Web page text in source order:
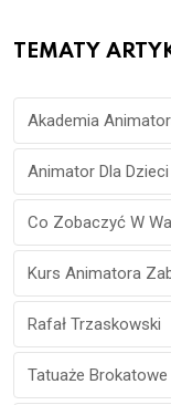
TEMATY
Akademia
Animator Dla
Co Zobaczyć W
Kurs Animatora
Rafał Trzaskowski
Tatuaże Brokatowe